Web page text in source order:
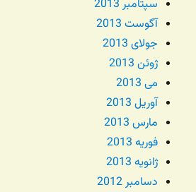
سپتامبر 2013
آگوست 2013
جولای 2013
ژوئن 2013
می 2013
آوریل 2013
مارس 2013
فوریه 2013
ژانویه 2013
دسامبر 2012